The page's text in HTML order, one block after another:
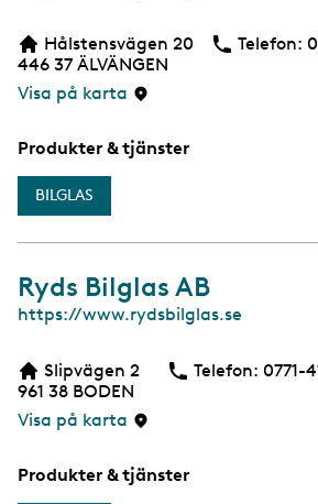
Hålstensvägen 20
446 37 ÄLVÄNGEN
Visa på karta
Telefon:
Produkter & tjänster
BILGLAS
Ryds Bilglas AB
W
https://www.rydsbilglas.se
Slipvägen 2
961 38 BODEN
Visa på karta
Telefon: 0771-
Produkter & tjänster